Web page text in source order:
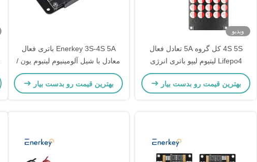
ویدیو
4S 5S کل گروه 5A تعادل فعال
Lifepo4 لیتیوم لیپو باتری انرژی
تعادل فعال برای ابزار قدرت
بهترین قیمت رو بدست بیار
Enerkey 3S-4S 5A باتری فعال
معادل با شیل آلومینیوم لیتیوم یون /
Lifepo4 باتری معادل برای اتومبیل
الکتریکی
بهترین قیمت رو بدست بیار